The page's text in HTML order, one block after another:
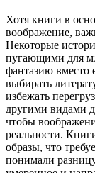
Хотя книги в
воображение,
Некоторые
пугающими для
фантазию вместо
выбирать
избежать
другими видами
чтобы
реальности.
образы, что
понимали